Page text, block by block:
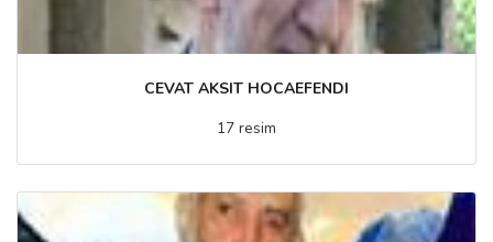
CEVAT AKSIT HOCAEFENDI
17 resim